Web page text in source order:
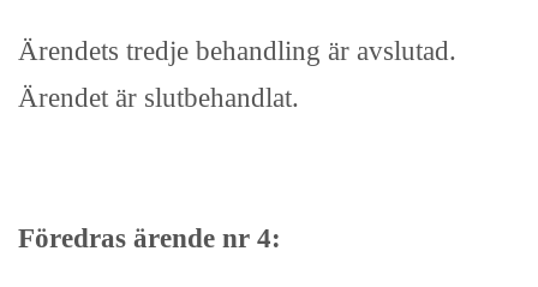
Ärendets tredje behandling är avslutad.
Ärendet är slutbehandlat.
Föredras ärende nr 4: